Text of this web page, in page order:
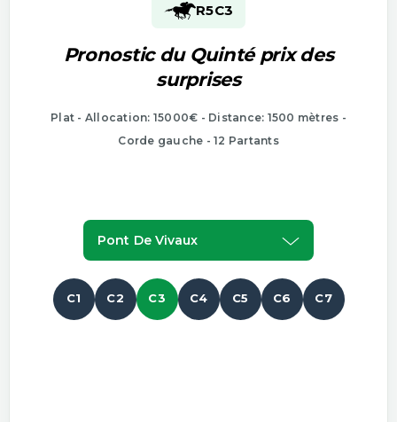
R5C3
Pronostic du Quinté prix des
surprises
Plat - Allocation: 15000€ - Distance: 1500 mètres -
Corde gauche - 12 Partants
Pont De Vivaux
C1 C2 C3 C4 C5 C6 C7